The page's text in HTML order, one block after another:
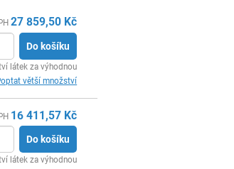
27 859,50 Kč
Do košíku
látek za výhodnou
větší množství
16 411,57 Kč
Do košíku
látek za výhodnou